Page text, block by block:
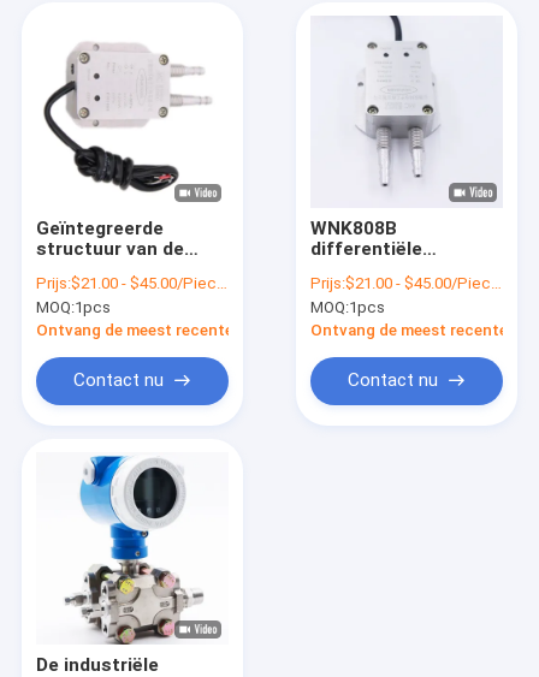
Producten
Over ons
Fabriekstocht
Nieuws
Gevallen
Vraag een offerte
VR
Elektronische Druksensor
De elektronische Sensor van de Waterdruk
Geïntegreerde
structuur van de
Differentiële Druk
Sensor
Prijs:$21.00 - $45.00/Pieces
MOQ:1pcs
Ontvang de meest recente Prijs
Contact nu
WNK808B
differentiële
Sensor van de
Winddruk
Prijs:$21.00 - $45.00/Pieces
MOQ:1pcs
Ontvang de meest recente
Contact nu
De industriële